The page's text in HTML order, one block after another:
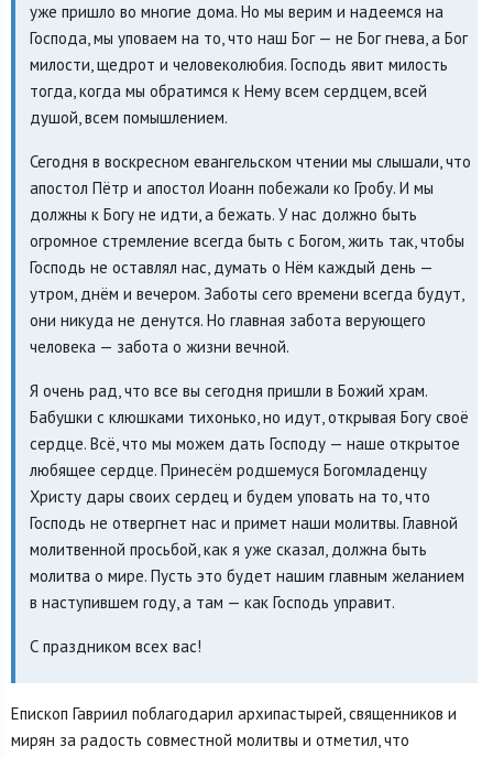
уже пришло во многие дома. Но мы верим и надеемся на
Господа, мы уповаем на то, что наш Бог — не Бог гнева, а Бог
милости, щедрот и человеколюбия. Господь явит милость
тогда, когда мы обратимся к Нему всем сердцем, всей
душой, всем помышлением.
Сегодня в воскресном евангельском чтении мы слышали, что
апостол Пётр и апостол Иоанн побежали ко Гробу. И мы
должны к Богу не идти, а бежать. У нас должно быть
огромное стремление всегда быть с Богом, жить так, чтобы
Господь не оставлял нас, думать о Нём каждый день —
утром, днём и вечером. Заботы сего времени всегда будут,
они никуда не денутся. Но главная забота верующего
человека — забота о жизни вечной.
Я очень рад, что все вы сегодня пришли в Божий храм.
Бабушки с клюшками тихонько, но идут, открывая Богу своё
сердце. Всё, что мы можем дать Господу — наше открытое
любящее сердце. Принесём родшемуся Богомладенцу
Христу дары своих сердец и будем уповать на то, что
Господь не отвергнет нас и примет наши молитвы. Главной
молитвенной просьбой, как я уже сказал, должна быть
молитва о мире. Пусть это будет нашим главным желанием
в наступившем году, а там — как Господь управит.
С праздником всех вас!
Епископ Гавриил поблагодарил архипастырей, священников и
мирян за радость совместной молитвы и отметил, что